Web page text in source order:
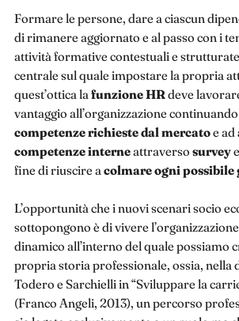
Formare le persone, dare a ciascun
di rimanere aggiornato e al passo con i
attività formative contestuali e
centrale sul quale impostare la propria
quest’ottica la funzione HR deve
vantaggio all’organizzazione continuando
competenze richieste dal mercatoe ad
competenze interneattraverso surveye
fine di riuscire a colmare ogni possibile
L’opportunità che i nuovi scenari socio
sottopongono è di vivere
dinamico all’interno del quale possiamo
propria storia professionale, ossia, nella
Todero e Sarchielli in “Sviluppare la
(Franco Angeli, 2013), un percorso